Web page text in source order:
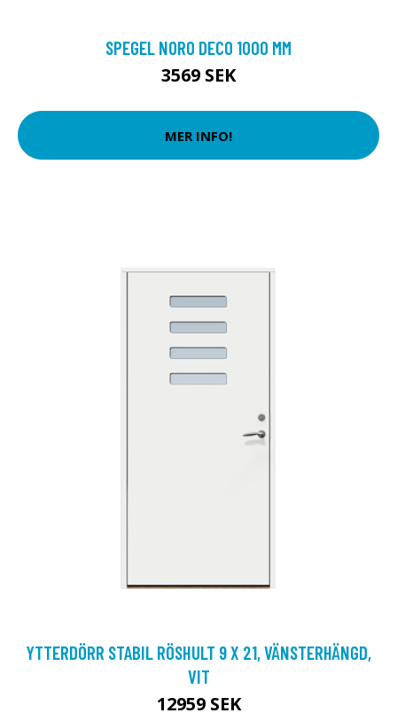
SPEGEL NORO DECO 1000 MM
3569 SEK
MER INFO!
YTTERDÖRR STABIL RÖSHULT 9 X 21, VÄNSTERHÄNGD,
VIT
12959 SEK